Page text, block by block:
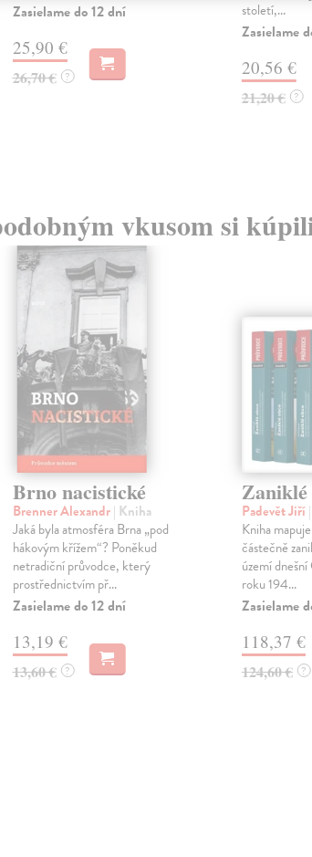
Zasielame do 12 dní
25,90 €
26,70 € ?
století,...
Zasielame
20,56 €
21,20 € ?
vkusom si
Brno nacistické
Brenner Alexandr| Kniha
Jaká byla atmosféra Brna „pod
hákovým křížem“? Poněkud
netradiční průvodce, který
prostřednictvím př...
Zasielame do 12 dní
13,19 €
13,60 € ?
Zaniklé
Padevět Jiří
Kniha
částečně
území
roku 194...
Zasielame
118,37 €
124,60 € ?